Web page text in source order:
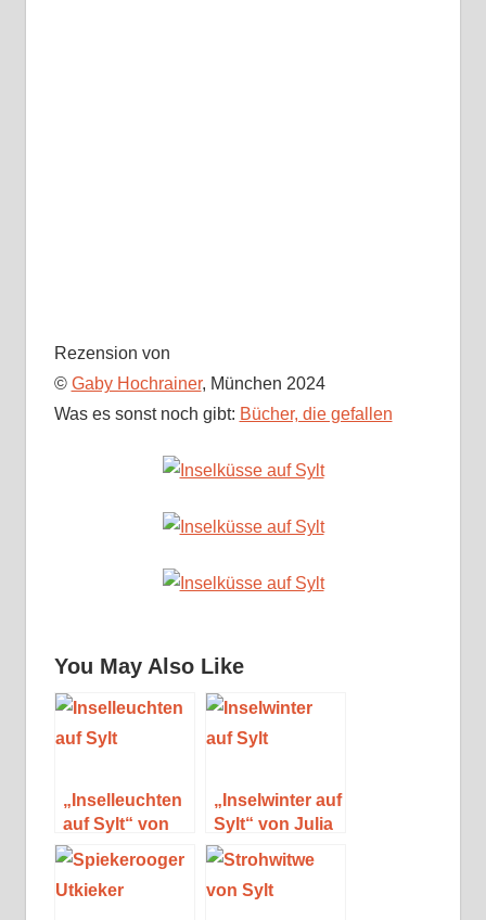
Rezension von
© Gaby Hochrainer, München 2024
Was es sonst noch gibt: Bücher, die gefallen
You May Also Like
„Inselleuchten
auf Sylt“ von
Julia K. Rodeit
„Inselwinter auf
Sylt“ von Julia
K. Rodeit